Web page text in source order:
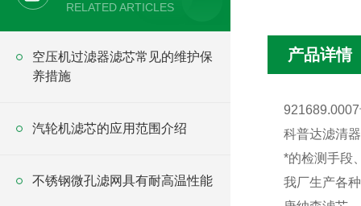
RELATED ARTICLES
空压机过滤器滤芯常见的维护保
养措施
汽轮机滤芯的应用范围介绍
不锈钢微孔滤网具有耐高温性能
产品详情
科普达滤清
*的检测手段
我厂生产各